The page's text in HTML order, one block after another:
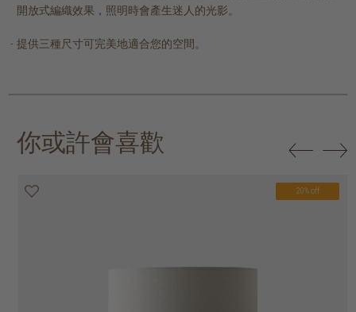
開放式編織效果，照明時會產生迷人的光影。
提供三種尺寸可完美地適合您的空間。
你或許會喜歡
20% off
20% off
20% off
20% off
20% off